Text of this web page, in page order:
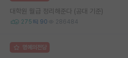
대학원 월급 정리해준다 (공대 기준)
275 90 286484
명예의전당